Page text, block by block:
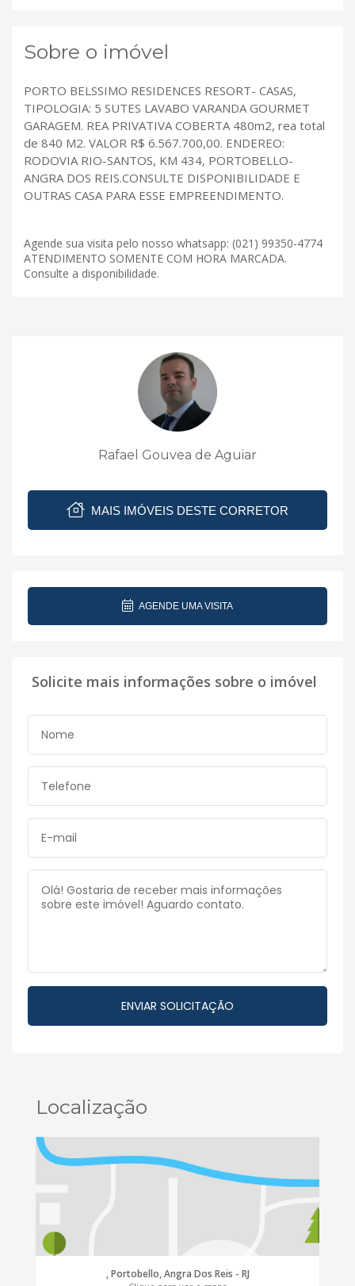
Sobre o imóvel
PORTO BELSSIMO RESIDENCES RESORT- CASAS,
TIPOLOGIA: 5 SUTES LAVABO VARANDA GOURMET
GARAGEM. REA PRIVATIVA COBERTA 480m2, rea total
de 840 M2. VALOR R$ 6.567.700,00. ENDEREO:
RODOVIA RIO-SANTOS, KM 434, PORTOBELLO-
ANGRA DOS REIS.CONSULTE DISPONIBILIDADE E
OUTRAS CASA PARA ESSE EMPREENDIMENTO.
Agende sua visita pelo nosso whatsapp: (021) 99350-4774
ATENDIMENTO SOMENTE COM HORA MARCADA.
Consulte a disponibilidade.
Rafael Gouvea de Aguiar
MAIS IMÓVEIS DESTE CORRETOR
AGENDE UMA VISITA
Solicite mais informações sobre o imóvel
Localização
, Portobello, Angra Dos Reis - RJ